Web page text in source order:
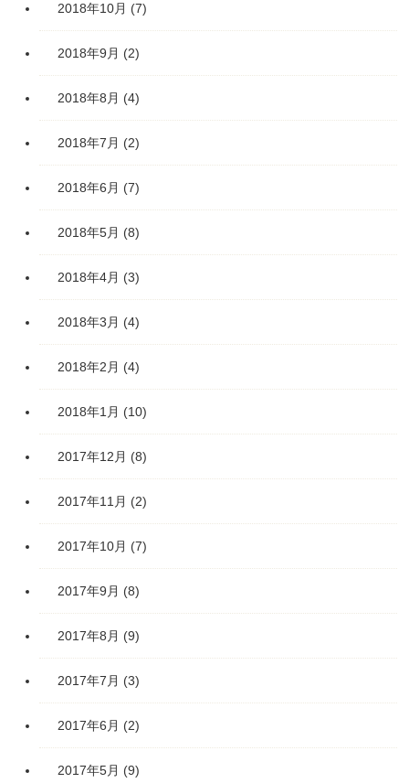
2018年10月 (7)
2018年9月 (2)
2018年8月 (4)
2018年7月 (2)
2018年6月 (7)
2018年5月 (8)
2018年4月 (3)
2018年3月 (4)
2018年2月 (4)
2018年1月 (10)
2017年12月 (8)
2017年11月 (2)
2017年10月 (7)
2017年9月 (8)
2017年8月 (9)
2017年7月 (3)
2017年6月 (2)
2017年5月 (9)